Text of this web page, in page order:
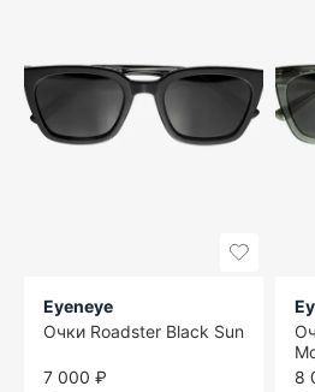
Eyeneye
Очки Roadster Black Sun
7 000 ₽
8